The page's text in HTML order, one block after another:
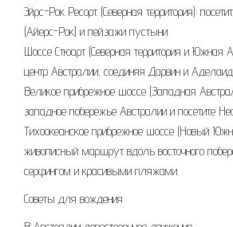
Эйрс-Рок Ресорт (Северная территория):
(Айерс-Рок) и пейзажи пустыни.
Шоссе Стюарт (Северная территория и Южная
центр Австралии, соединяя Дарвин и
Великое прибрежное шоссе (Западная
западное побережье Австралии и посетите
Тихоокеанское прибрежное шоссе (Новый
живописный маршрут вдоль восточного
серфингом и красивыми пляжами.
Советы для вождения